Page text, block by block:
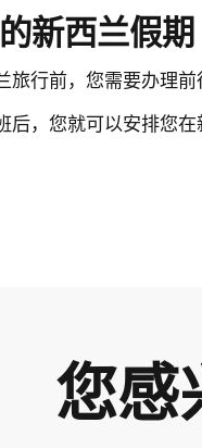
新西兰假期
旅行前，您需要办理
后，您就可以安排您
您